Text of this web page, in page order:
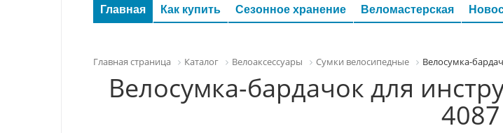
Главная Как купить Сезонное хранение Веломастерская
Главная страница Каталог Велоаксессуары Сумки велосипедные Велосумка-
Велосумка-бардачок для
4087